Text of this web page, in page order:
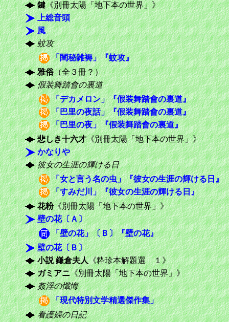
鍵《別冊太陽「地下本の世界」》
上総音頭
風
蚊攻
「閨秘雑褥」『蚊攻』
雅俗（全３冊？）
假装舞踏會の裏道
「デカメロン」『假装舞踏會の裏道』
「巴里の夜話」『假装舞踏會の裏道』
「巴里の夜」『假装舞踏會の裏道』
悲しき十六才《別冊太陽「地下本の世界」》
かなりや
彼女の生涯の輝ける日
「女と言う名の虫」『彼女の生涯の輝ける日』
「すみだ川」『彼女の生涯の輝ける日』
花粉《別冊太陽「地下本の世界」》
壁の花〔Ａ〕
「壁の花」〔Ｂ〕『壁の花』
壁の花〔Ｂ〕
小説 鎌倉夫人《粋珍本解題選 １》
ガミアニ《別冊太陽「地下本の世界」》
姦淫の懺悔
「現代特別文学精選傑作集」
看護婦の日記